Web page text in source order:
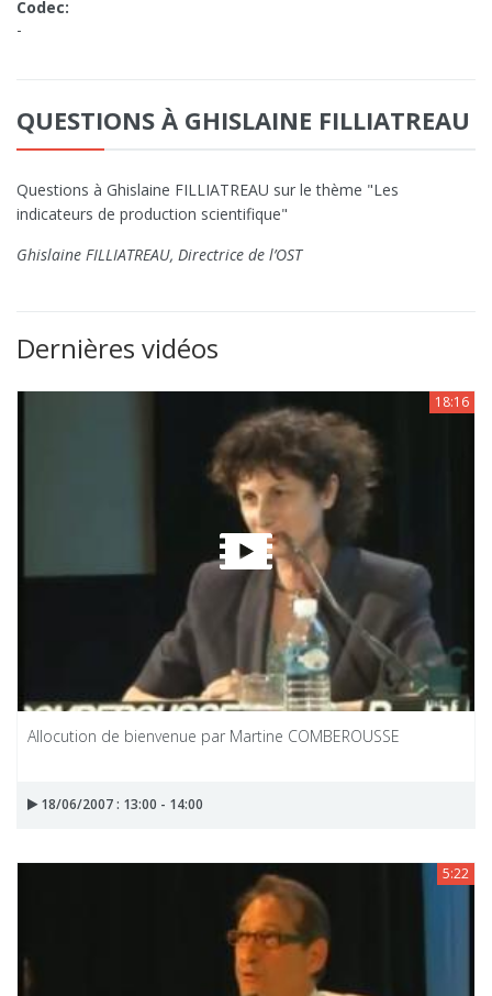
Codec:
-
QUESTIONS À GHISLAINE FILLIATREAU
Questions à Ghislaine FILLIATREAU sur le thème "Les
indicateurs de production scientifique"
Ghislaine FILLIATREAU, Directrice de l’OST
Dernières vidéos
18:16
Allocution de bienvenue par Martine COMBEROUSSE
18/06/2007 : 13:00 - 14:00
5:22